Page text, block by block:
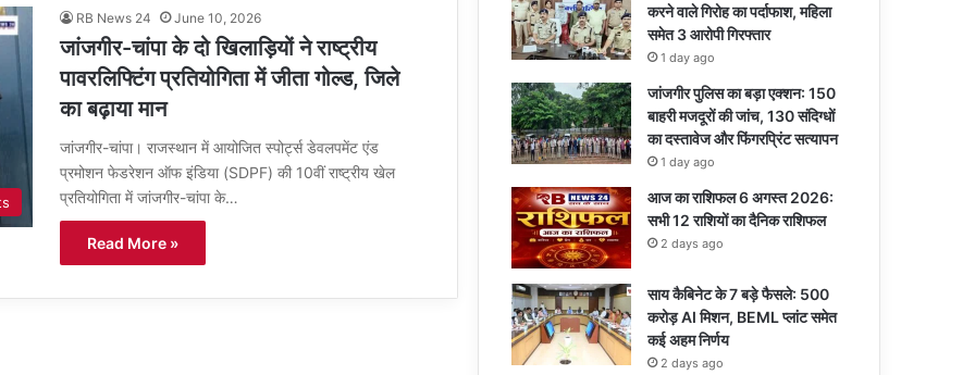
RB News 24 June 10, 2026
जांजगीर-चांपा के दो खिलाड़ियों ने राष्ट्रीय
पावरलिफ्टिंग प्रतियोगिता में जीता गोल्ड, जिले
का बढ़ाया मान
जांजगीर-चांपा। राजस्थान में आयोजित स्पोर्ट्स डेवलपमेंट एंड
प्रमोशन फेडरेशन ऑफ इंडिया (SDPF) की 10वीं राष्ट्रीय खेल
प्रतियोगिता में जांजगीर-चांपा के…
Read More »
करने वाले गिरोह का पर्दाफाश, महिला
समेत 3 आरोपी गिरफ्तार
1 day ago
जांजगीर पुलिस का बड़ा एक्शन: 150
बाहरी मजदूरों की जांच, 130 संदिग्धों
का दस्तावेज और फिंगरप्रिंट सत्यापन
1 day ago
आज का राशिफल 6 अगस्त 2026:
सभी 12 राशियों का दैनिक राशिफल
2 days ago
साय कैबिनेट के 7 बड़े फैसले: 500
करोड़ AI मिशन, BEML प्लांट समेत
कई अहम निर्णय
2 days ago